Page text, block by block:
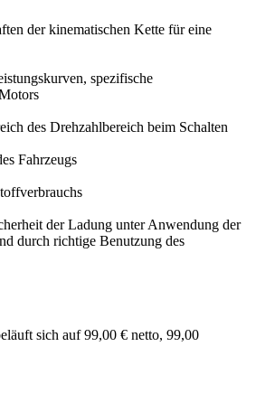
der kinematischen Kette für eine
spezifische
des Drehzahlbereich beim Schalten
Fahrzeugs
der Ladung unter Anwendung der
durch richtige Benutzung des
sich auf 99,00 € netto, 99,00